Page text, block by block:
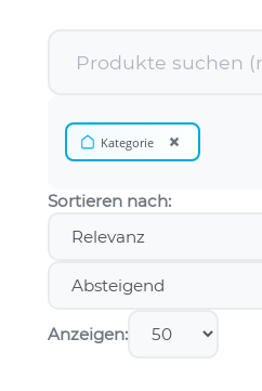
Kategorie ×
Sortieren nach:
Anzeigen: